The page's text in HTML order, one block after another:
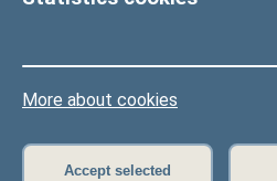
More about cookies
Accept selected
Sitting in progress